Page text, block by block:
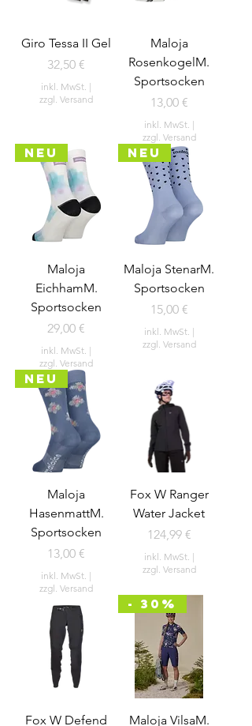
Giro Tessa II Gel
Preis
32,50 €
inkl. MwSt. |
zzgl. Versand
Maloja
RosenkogelM.
Sportsocken
Preis
13,00 €
inkl. MwSt. |
zzgl. Versand
NEU
Maloja
EichhamM.
Sportsocken
Preis
29,00 €
inkl. MwSt. |
zzgl. Versand
NEU
Maloja StenarM.
Sportsocken
Preis
15,00 €
inkl. MwSt. |
zzgl. Versand
NEU
Maloja
HasenmattM.
Sportsocken
Preis
13,00 €
inkl. MwSt. |
zzgl. Versand
Fox W Ranger
Water Jacket
Preis
124,99 €
inkl. MwSt. |
zzgl. Versand
Fox W Defend
- 30%
Maloja VilsaM.